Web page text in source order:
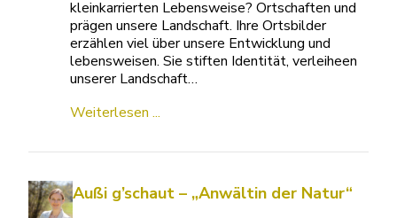
kleinkarrierten Lebensweise? Ortschaften und
prägen unsere Landschaft. Ihre Ortsbilder
erzählen viel über unsere Entwicklung und
lebensweisen. Sie stiften Identität, verleiheen
unserer Landschaft…
Weiterlesen ...
Außi g’schaut – „Anwältin der Natur“